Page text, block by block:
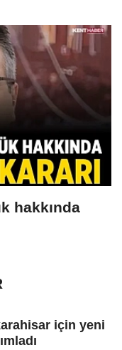
hakkında
için yeni